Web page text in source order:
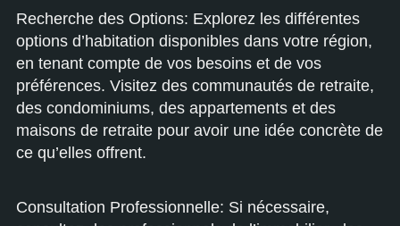
Recherche des Options: Explorez les différentes
options d’habitation disponibles dans votre région,
en tenant compte de vos besoins et de vos
préférences. Visitez des communautés de retraite,
des condominiums, des appartements et des
maisons de retraite pour avoir une idée concrète de
ce qu’elles offrent.
Consultation Professionnelle: Si nécessaire,